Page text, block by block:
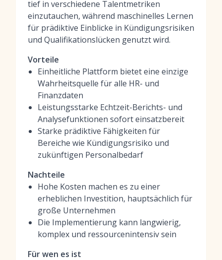
tief in verschiedene Talentmetriken
einzutauchen, während maschinelles Lernen
für prädiktive Einblicke in Kündigungsrisiken
und Qualifikationslücken genutzt wird.
Vorteile
Einheitliche Plattform bietet eine einzige
Wahrheitsquelle für alle HR- und
Finanzdaten
Leistungsstarke Echtzeit-Berichts- und
Analysefunktionen sofort einsatzbereit
Starke prädiktive Fähigkeiten für
Bereiche wie Kündigungsrisiko und
zukünftigen Personalbedarf
Nachteile
Hohe Kosten machen es zu einer
erheblichen Investition, hauptsächlich für
große Unternehmen
Die Implementierung kann langwierig,
komplex und ressourcenintensiv sein
Für wen es ist